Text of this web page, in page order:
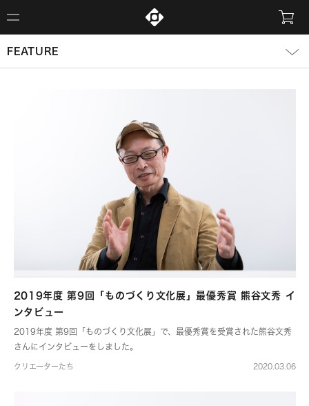
FEATURE
2019年度 第9回「ものづくり文化展」最優秀賞 熊谷文秀 イ
ンタビュー
2019年度 第9回「ものづくり文化展」で、最優秀賞を受賞された熊谷文秀
さんにインタビューをしました。
クリエーターたち 2020.03.06